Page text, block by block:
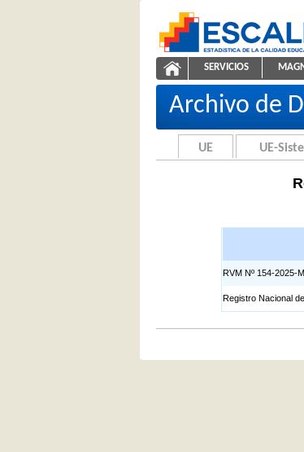
ESCALE - Unidad de
Registros EIB
NAVEGACIÓN
SERVICIOS
Archivo de
UE UE-
RVM Nº 154-2025-
Registro Nacional